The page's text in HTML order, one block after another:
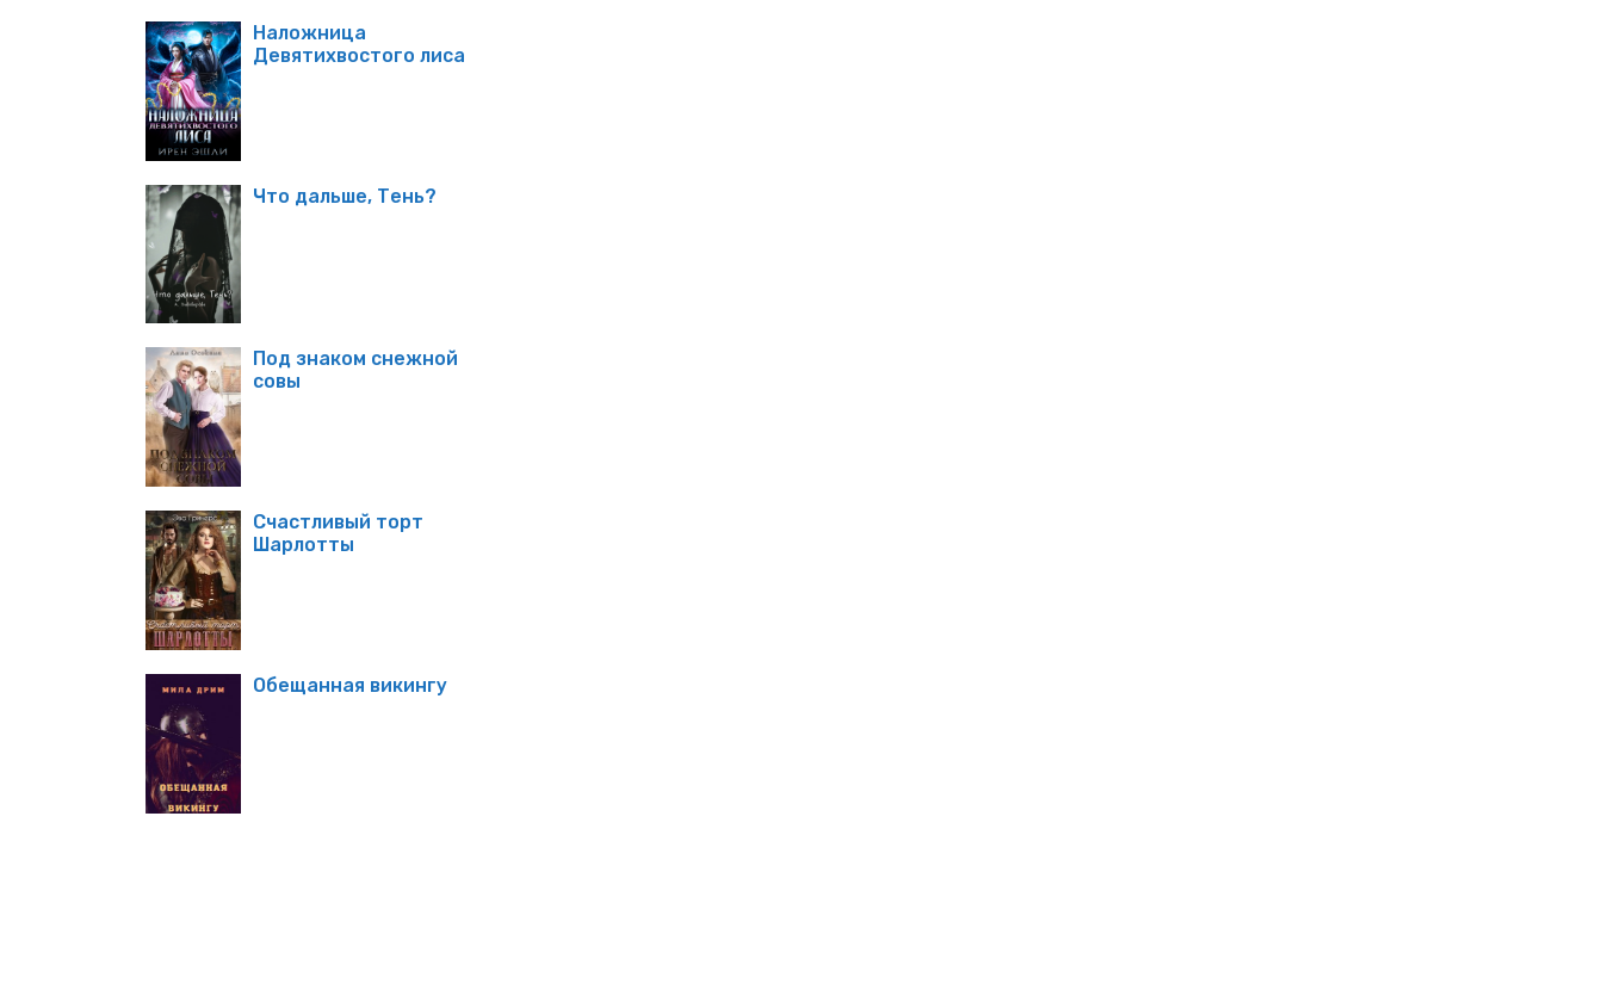
Наложница
Девятихвостого лиса
Что дальше, Тень?
Под знаком снежной
совы
Счастливый торт
Шарлотты
Обещанная викингу